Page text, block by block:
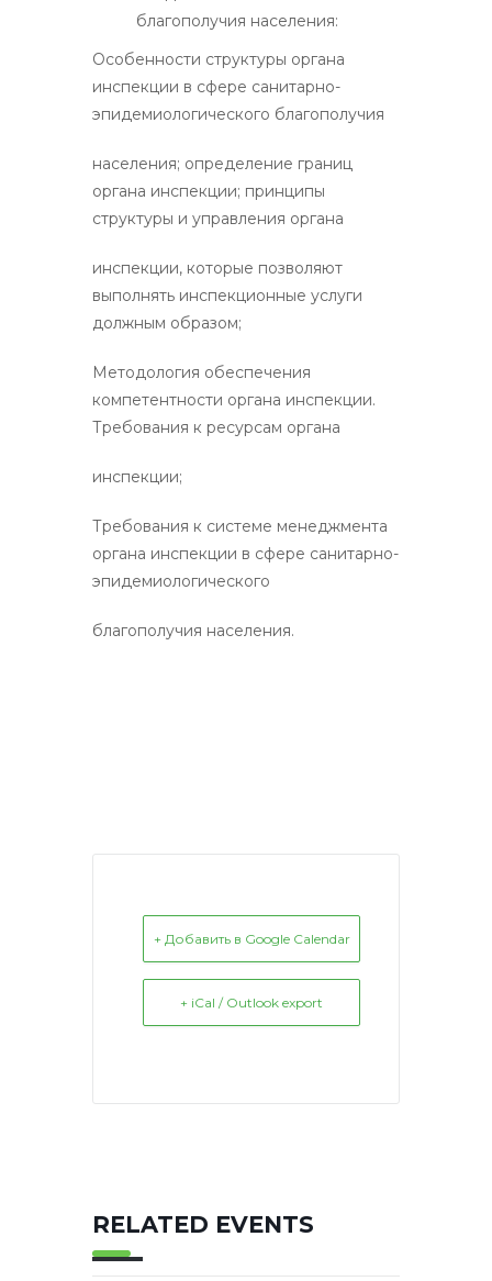
благополучия населения:
Особенности структуры органа
инспекции в сфере санитарно-
эпидемиологического благополучия
населения; определение границ
органа инспекции; принципы
структуры и управления органа
инспекции, которые позволяют
выполнять инспекционные услуги
должным образом;
Методология обеспечения
компетентности органа инспекции.
Требования к ресурсам органа
инспекции;
Требования к системе менеджмента
органа инспекции в сфере санитарно-
эпидемиологического
благополучия населения.
+ Добавить в Google Calendar
+ iCal / Outlook export
RELATED EVENTS